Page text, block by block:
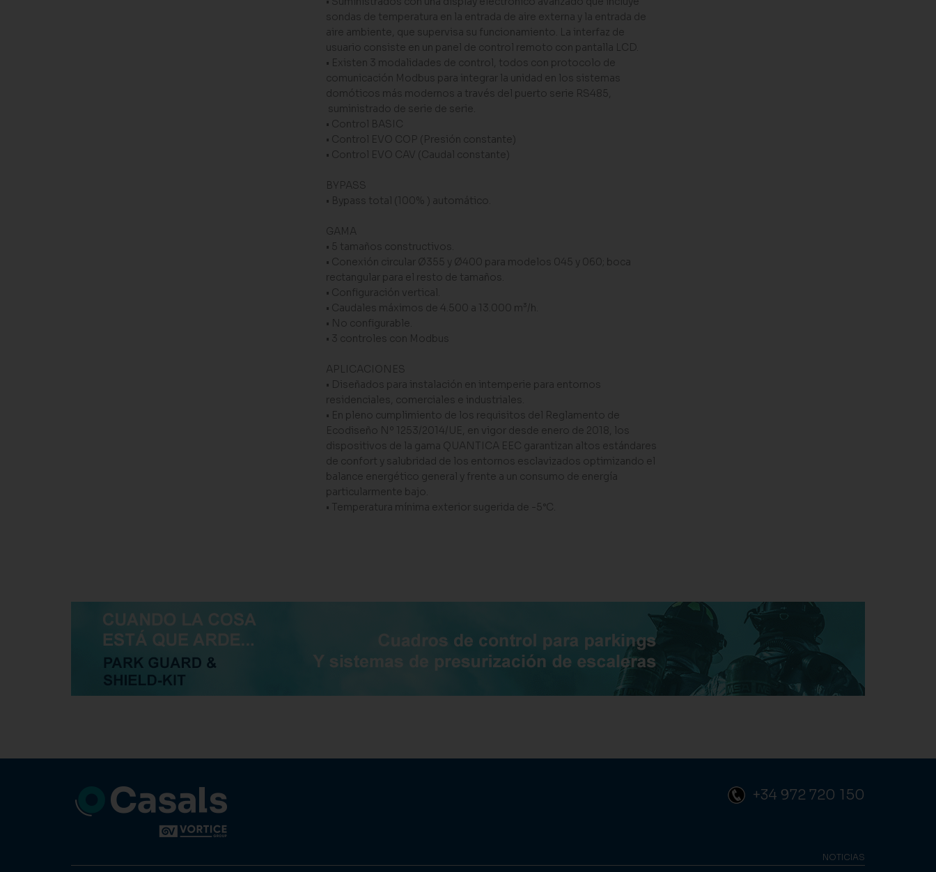
sondas de temperatura en la entrada de aire externa y la entrada de
aire ambiente, que supervisa su funcionamiento. La interfaz de
usuario consiste en un panel de control remoto con pantalla LCD.
• Existen 3 modalidades de control, todos con protocolo de
comunicación Modbus para integrar la unidad en los sistemas
domóticos más modernos a través del puerto serie RS485,
suministrado de serie de serie.
• Control BASIC
• Control EVO COP (Presión constante)
• Control EVO CAV (Caudal constante)
BYPASS
• Bypass total (100% ) automático.
GAMA
• 5 tamaños constructivos.
• Conexión circular Ø355 y Ø400 para modelos 045 y 060; boca
rectangular para el resto de tamaños.
• Configuración vertical.
• Caudales máximos de 4.500 a 13.000 m³/h.
• No configurable.
• 3 controles con Modbus
APLICACIONES
• Diseñados para instalación en intemperie para entornos
residenciales, comerciales e industriales.
• En pleno cumplimiento de los requisitos del Reglamento de
Ecodiseño Nº 1253/2014/UE, en vigor desde enero de 2018, los
dispositivos de la gama QUANTICA EEC garantizan altos estándares
de confort y salubridad de los entornos esclavizados optimizando el
balance energético general y frente a un consumo de energía
particularmente bajo.
• Temperatura mínima exterior sugerida de -5°C.
+34 972 720 150
NOTICIAS